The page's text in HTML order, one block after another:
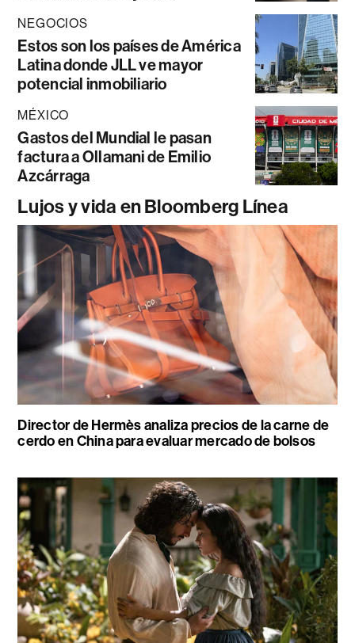
NEGOCIOS
Estos son los países de América
Latina donde JLL ve mayor
potencial inmobiliario
MÉXICO
Gastos del Mundial le pasan
factura a Ollamani de Emilio
Azcárraga
Lujos y vida en Bloomberg Línea
Director de Hermès analiza precios de la carne de
cerdo en China para evaluar mercado de bolsos